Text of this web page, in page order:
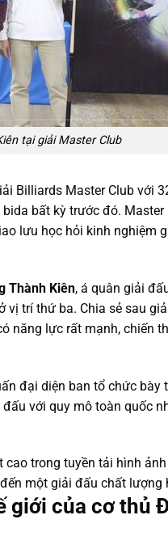
tại giải Master Club
Billiards Master Club với
bất kỳ trước đó.
lưu học hỏi kinh nghiệm
Thành Kiên, á quân giải
vị trí thứ ba. Chia sẻ sau
năng lực rất mạnh, chiến
đại diện ban tổ chức
với quy mô toàn quốc
trong tuyền tải hình
một giải đấu chất lượng
của cơ thủ